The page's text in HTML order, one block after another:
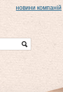
новини компаній